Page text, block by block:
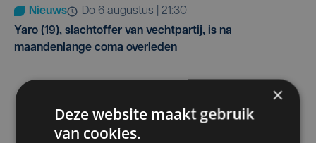
Nieuws
do 6 augustus | 21:30
Yaro (19), slachtoffer van vechtpartij, is na
maandenlange coma overleden
×
Deze website maakt gebruik
van cookies.